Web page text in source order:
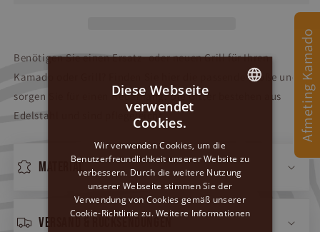
Benötigen Sie einen Ersatz- oder neuen Grill für Ihren
Kamado oder Grill? Finden Sie hier die passende Größe und
sorgen Sie für einen Neuanfang. Die Gitter bestehen aus
Edelstahl und sind pflegeleicht.
Material
Versand & Rücksendungen
ENGLISH
Diese Webseite
verwendet
Cookies.
Wir verwenden Cookies, um die
Benutzerfreundlichkeit unserer Website zu
verbessern. Durch die weitere Nutzung
unserer Webseite stimmen Sie der
Verwendung von Cookies gemäß unserer
Cookie-Richtlinie zu.Weitere Informationen
Afmeting Kamado